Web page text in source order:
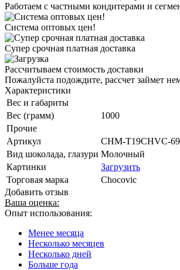
Работаем с частными кондитерами и
Система оптовых цен!
Супер срочная платная доставка
Рассчитываем стоимость доставки
Пожалуйста подождите, рассчет займет
Характеристики
Вес и габариты
Вес (грамм)
1000
Прочие
Артикул
CHM-T19CHVC-
Вид шоколада, глазури Молочный
Картинки
Загрузить
Торговая марка
Chocovic
Добавить отзыв
Ваша оценка:
Опыт использования:
Менее месяца
Несколько месяцев
Несколько дней
Больше года